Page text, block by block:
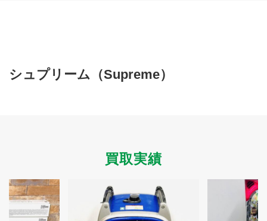
新着情報
プライバシーポリシー
規約・同意書
本人確認書類アップロード
梱包
ガイド
法人の
お客様へ
シュプリーム（Supreme）
買取実績